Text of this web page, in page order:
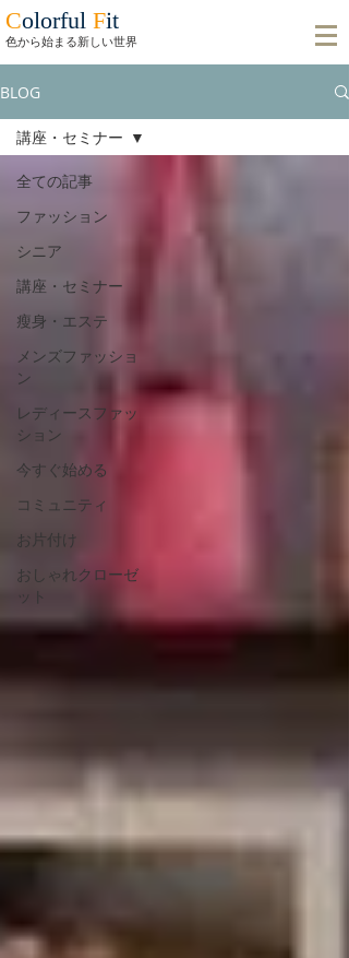
​色から始まる新しい世界
Colorful Fit
BLOG
全ての記事
ファッション
シニア
講座・セミナー
瘦身・エステ
メンズファッショ
ン
レディースファッ
ション
今すぐ始める
コミュニティ
お片付け
おしゃれクローゼ
ット
講座・セミナー